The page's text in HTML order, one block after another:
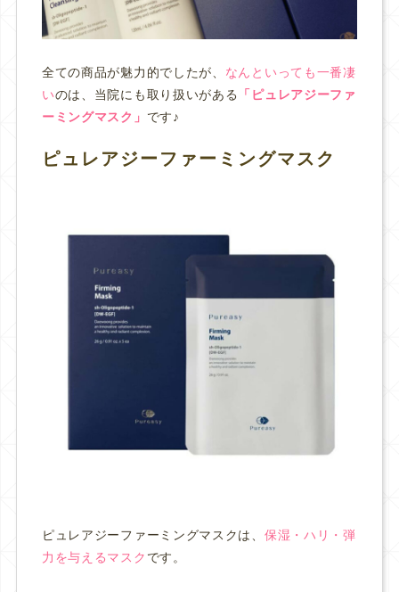
全ての商品が魅力的でしたが、 なんといっても一番凄
いのは、当院にも取り扱いがある
「ピュレアジーファ
ーミングマスク」 です♪
ピュレアジーファーミングマスク
ピュレアジーファーミングマスクは、 保湿・ハリ・弾
力を与えるマスク です。